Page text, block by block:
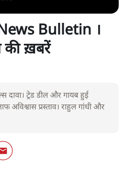
Bulletin ।
की ख़बरें
दावा। ट्रेड डील और गायब हुई
प्रस्ताव। राहुल गांधी और